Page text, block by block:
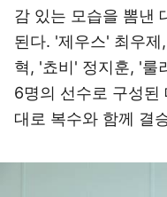
감 있는 모습을 뽐낸
된다. '제우스' 최우
혁, '쵸비' 정지훈, '룰
6명의 선수로 구성된
대로 복수와 함께 결